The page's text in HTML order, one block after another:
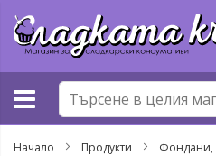
към
съдържанието
Начало Продукти
Фондани,